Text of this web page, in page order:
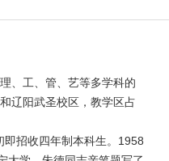
、工、管、艺等多学科的
辽阳武圣校区，教学区占
招收四年制本科生。1958